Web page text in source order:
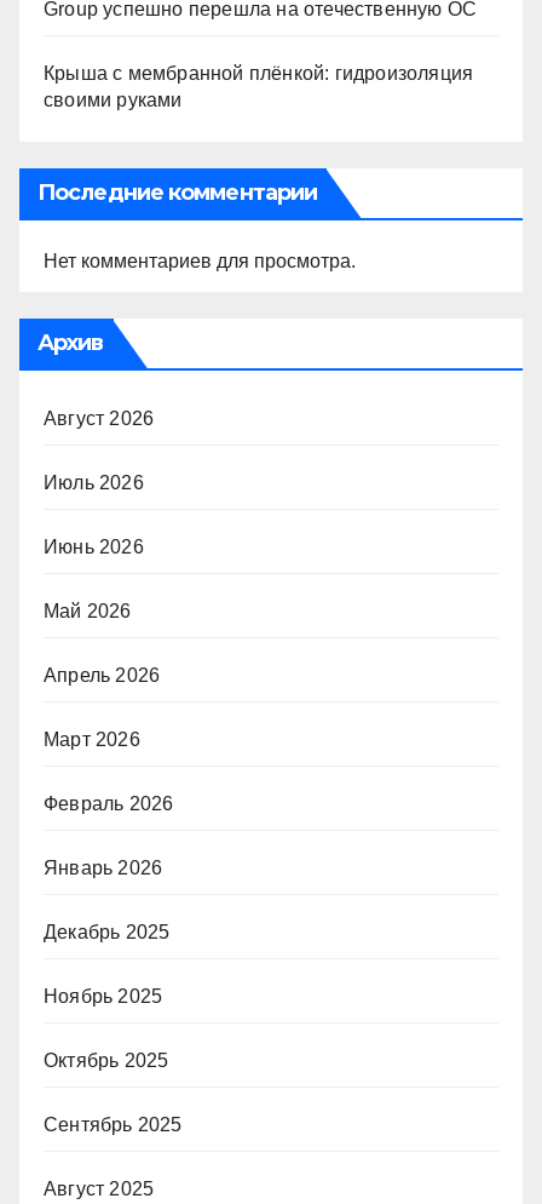
Group успешно перешла на отечественную ОС
Крыша с мембранной плёнкой: гидроизоляция
своими руками
Последние комментарии
Нет комментариев для просмотра.
Архив
Август 2026
Июль 2026
Июнь 2026
Май 2026
Апрель 2026
Март 2026
Февраль 2026
Январь 2026
Декабрь 2025
Ноябрь 2025
Октябрь 2025
Сентябрь 2025
Август 2025